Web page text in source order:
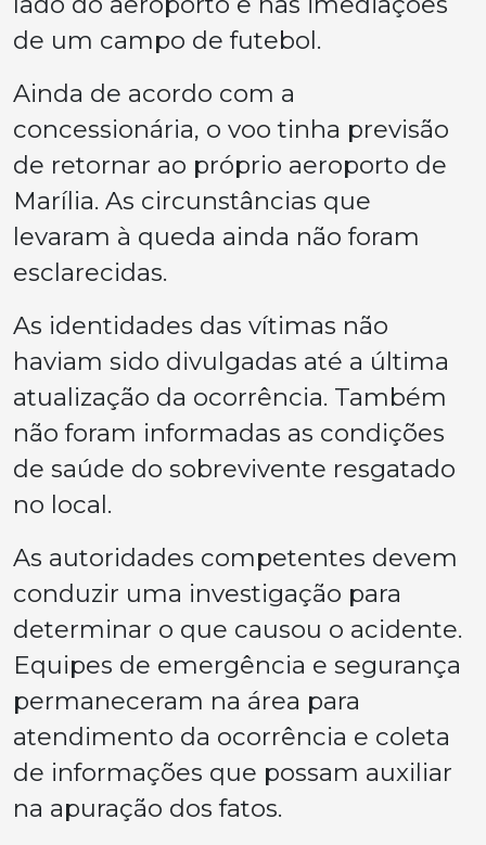
de um campo de futebol.
Ainda de acordo com a
concessionária, o voo tinha previsão
de retornar ao próprio aeroporto de
Marília. As circunstâncias que
levaram à queda ainda não foram
esclarecidas.
As identidades das vítimas não
haviam sido divulgadas até a última
atualização da ocorrência. Também
não foram informadas as condições
de saúde do sobrevivente resgatado
no local.
As autoridades competentes devem
conduzir uma investigação para
determinar o que causou o acidente.
Equipes de emergência e segurança
permaneceram na área para
atendimento da ocorrência e coleta
de informações que possam auxiliar
na apuração dos fatos.